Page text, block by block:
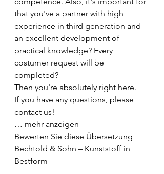
that you've a partner with high
experience in third generation and
an excellent development of
practical knowledge? Every
costumer request will be
completed?
Then you're absolutely right here.
If you have any questions, please
contact us!
… mehr anzeigen
Bewerten Sie diese Übersetzung
Bechtold & Sohn – Kunststoff in
Bestform